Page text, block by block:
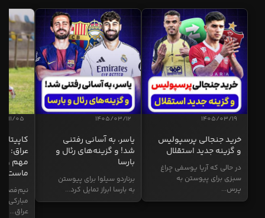
1405/03/19
خرید جنجالی پرسپولیس
و گزینه جدید استقلال
در حالی که آریا یوسفی چراغ
سبزی برای پیوستن به
پرس...
1405/03/12
یاسر، به آسانی رفتنی
شد! و گزینه‌های رئال و
بارسا
برناردو سیلوا برای پیوستن
به بارسا ابراز تمایل کرد...
11/05
عراق:
مهم و
ماست
نیم‌فصل
مبارکی
عراق...